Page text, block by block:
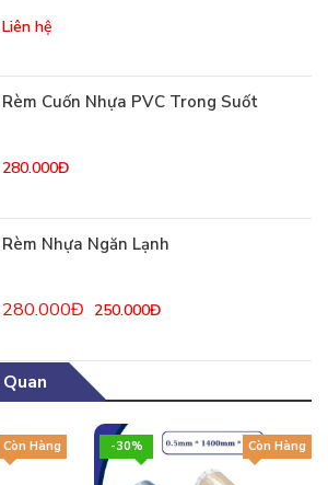
Liên hệ
Rèm Cuốn Nhựa PVC Trong Suốt
280.000Đ
Rèm Nhựa Ngăn Lạnh
280.000Đ 250.000Đ
Còn Hàng -30% Còn Hàng